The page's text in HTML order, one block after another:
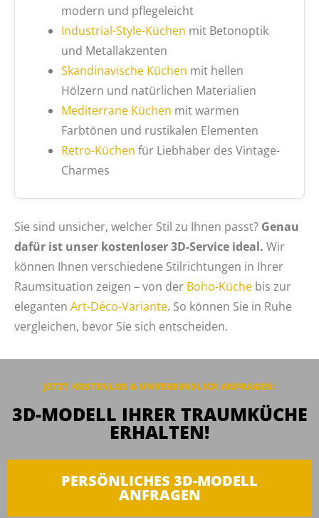
modern und pflegeleicht
Industrial-Style-Küchen mit Betonoptik
und Metallakzenten
Skandinavische Küchen mit hellen
Hölzern und natürlichen Materialien
Mediterrane Küchen mit warmen
Farbtönen und rustikalen Elementen
Retro-Küchen für Liebhaber des Vintage-
Charmes
Sie sind unsicher, welcher Stil zu Ihnen passt? Genau
dafür ist unser kostenloser 3D-Service ideal. Wir
können Ihnen verschiedene Stilrichtungen in Ihrer
Raumsituation zeigen – von der Boho-Küche bis zur
eleganten Art-Déco-Variante. So können Sie in Ruhe
vergleichen, bevor Sie sich entscheiden.
JETZT KOSTENLOS & UNVERBINDLICH ANFRAGEN:
3D-MODELL IHRER TRAUMKÜCHE
ERHALTEN!
PERSÖNLICHES 3D-MODELL
ANFRAGEN